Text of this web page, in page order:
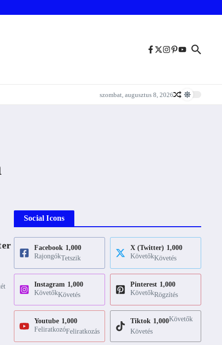
szombat, augusztus 8, 2026
Social Icons
Facebook 1,000
RajongókTetszik
X (Twitter) 1,000
KövetőkKövetés
Instagram 1,000
KövetőkKövetés
Pinterest 1,000
KövetőkRögzítés
Youtube 1,000
FeliratkozóFeliratkozás
Tiktok 1,000Követők
Követés